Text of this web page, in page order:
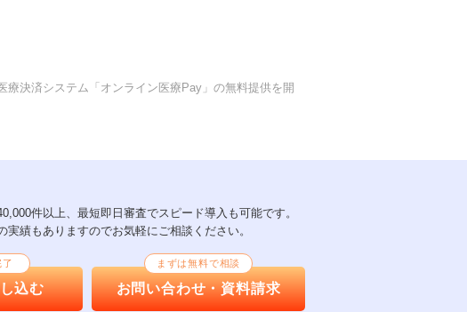
決済システム「オンライン医療Pay」の無料提供を開
件以上、最短即日審査でスピード導入も可能です。
実績もありますのでお気軽にご相談ください。
込む
まずは無料で相談
お問い合わせ・資料請求